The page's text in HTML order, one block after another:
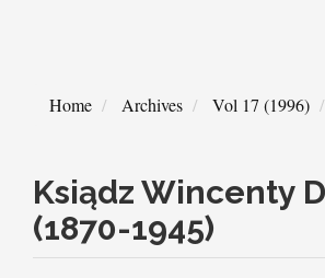
Home Archives Vol 17 (1996)
Ksiądz Wincenty
(1870-1945)